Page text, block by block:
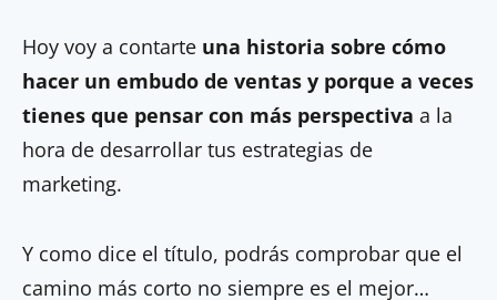
Hoy voy a contarte una historia sobre cómo
hacer un embudo de ventas y porque a veces
tienes que pensar con más perspectiva a la
hora de desarrollar tus estrategias de
marketing.
Y como dice el título, podrás comprobar que el
camino más corto no siempre es el mejor…